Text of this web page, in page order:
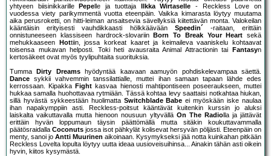
yhtyeen biisinikkarille
Pepe lle ja tuottaja Ilkka Wirtaselle - Reckless Love on
vuodessa viety parikymmentä vuotta eteenpäin. Vaikka kimarasta löytyy muutama
aika perusroketti, on hitti-leiman ansaitsevia sävellyksiä kiitettävän monta. Valokeilan
kääntäisin erityisesti vauhdikkaasti hölkkäävään Speedin´
-raitaan, erittäin
onnistuneeseen klassiseen hardrock-slovariin
Born To Break Your Heart sekä
mehukkaaseen
Hottiin, jossa korkeat kaaret ja keimaileva vaaniskelu kohtaavat
toisensa mukavan helposti. Toki heti avausraita Animal Attractionin tai
Fantasyn
kertosäkeet ovat myös tyylipuhtaita suorituksia.
Tumma
Dirty Dreamshyödyntää kaavaan aamuyön pohdiskelevampaa säettä.
Dance sykkii vahvemmin tanssilattialle, muttei ihan samaan tapaan lähde edes
kerrossaan. Kipakka Fight kasvaa hienosti mahtipontiseen poseeraukseen, muttei
hukkaa samalla huohottavaa rytmiään. Tässä kohtaa levy saattaisi notkahtaa hiukan,
sillä hyvästä sykkeestään huolimatta Switchblade Babe ei myöskään iske naulaa
ihan napakymppiin asti. Reckless-poitsut kääntävät kuitenkin kurssin jo aluksi
laiskalta vaikuttavalla mutta hienoon nousuun yltyvällä On The Radiolla ja jättävät
erittäin hyvän loppumaun täysin päättömällä mutta sitäkin koukuttavammalla
päätösraidallaCoconuts jossa isot pähkylät kolisevat hersyvän pöljästi. Eteenpäin on
menty, sanoi jo Antti Muurinen aikoinaan. Kysymykseksi jää notta kuinkahan pitkään
Reckless Lovelta lopulta löytyy uutta ideaa uusioveisuihinsa... Ainakin tähän asti oikein
hyvin, kiitos kysymästä.